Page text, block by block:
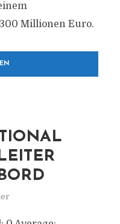
Millionen Euro.